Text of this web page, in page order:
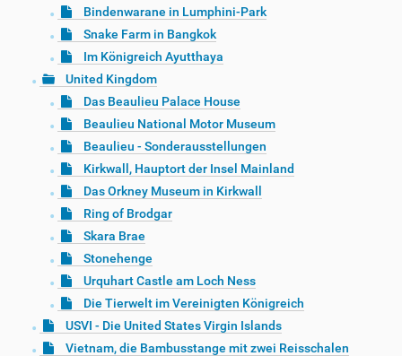
Bindenwarane in Lumphini-Park
Snake Farm in Bangkok
Im Königreich Ayutthaya
United Kingdom
Das Beaulieu Palace House
Beaulieu National Motor Museum
Beaulieu - Sonderausstellungen
Kirkwall, Hauptort der Insel Mainland
Das Orkney Museum in Kirkwall
Ring of Brodgar
Skara Brae
Stonehenge
Urquhart Castle am Loch Ness
Die Tierwelt im Vereinigten Königreich
USVI - Die United States Virgin Islands
Vietnam, die Bambusstange mit zwei Reisschalen